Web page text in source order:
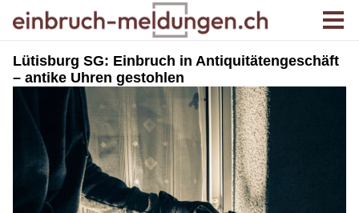
Lütisburg SG: Einbruch in Antiquitätengeschäft
– antike Uhren gestohlen